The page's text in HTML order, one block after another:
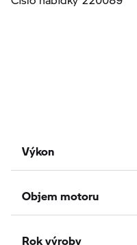
Výkon
Objem motoru
Rok výroby